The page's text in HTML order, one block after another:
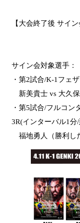
【大会終了後 サイン
サイン会対象選手：
・第2試合/K-1フェ
新美貴士 vs 大久
・第5試合/フルコン
3R(インターバル1分
福地勇人（勝利し